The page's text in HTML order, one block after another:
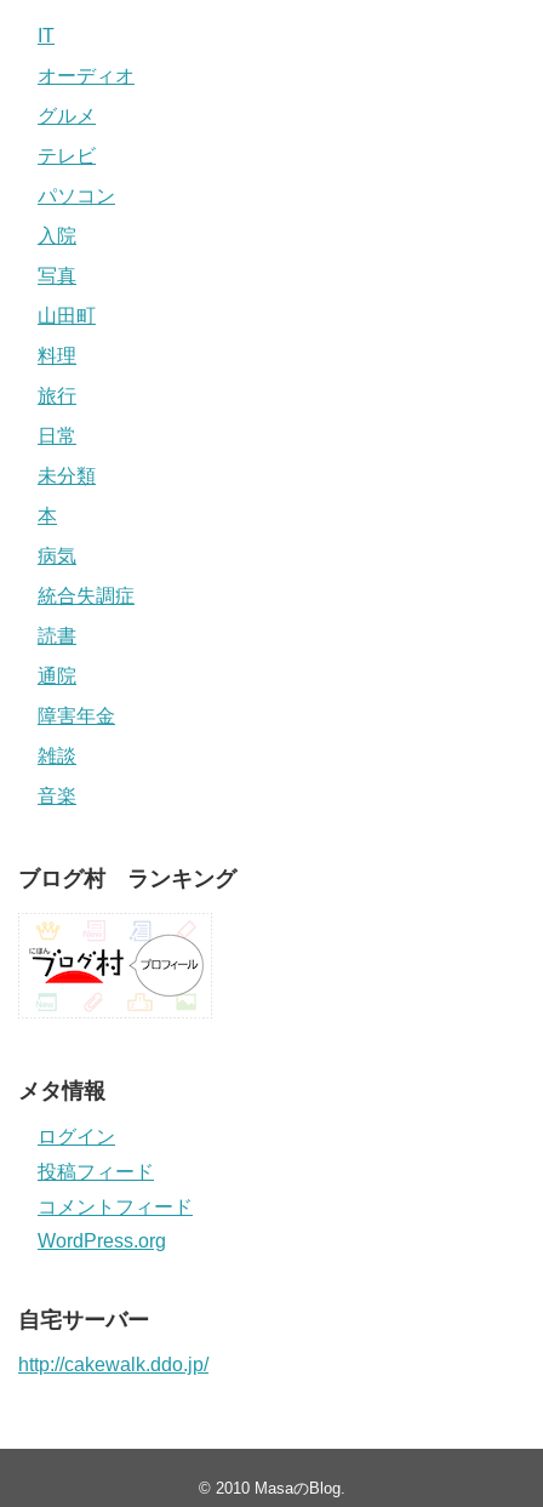
IT
オーディオ
グルメ
テレビ
パソコン
入院
写真
山田町
料理
旅行
日常
未分類
本
病気
統合失調症
読書
通院
障害年金
雑談
音楽
ブログ村 ランキング
メタ情報
ログイン
投稿フィード
コメントフィード
WordPress.org
自宅サーバー
http://cakewalk.ddo.jp/
© 2010 MasaのBlog.